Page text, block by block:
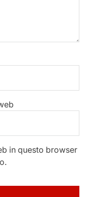
in questo browser